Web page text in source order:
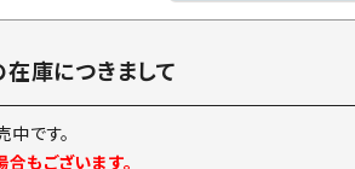
庫につきまして
です。
もございます。